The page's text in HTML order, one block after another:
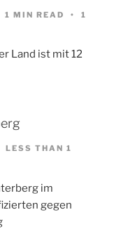
1 MIN READ
1
Land ist mit 12
LESS THAN 1
im
gegen